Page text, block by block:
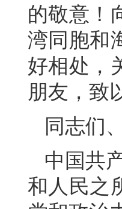
的敬意！
湾同胞和
好相处，
朋友，致
同志们
中国共
和人民之